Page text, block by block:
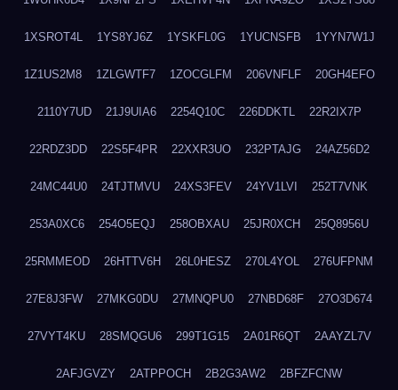
1XSROT4L 1YS8YJ6Z 1YSKFL0G 1YUCNSFB 1YYN7W1J
1Z1US2M8 1ZLGWTF7 1ZOCGLFM 206VNFLF 20GH4EFO
2110Y7UD 21J9UIA6 2254Q10C 226DDKTL 22R2IX7P
22RDZ3DD 22S5F4PR 22XXR3UO 232PTAJG 24AZ56D2
24MC44U0 24TJTMVU 24XS3FEV 24YV1LVI 252T7VNK
253A0XC6 254O5EQJ 258OBXAU 25JR0XCH 25Q8956U
25RMMEOD 26HTTV6H 26L0HESZ 270L4YOL 276UFPNM
27E8J3FW 27MKG0DU 27MNQPU0 27NBD68F 27O3D674
27VYT4KU 28SMQGU6 299T1G15 2A01R6QT 2AAYZL7V
2AFJGVZY 2ATPPOCH 2B2G3AW2 2BFZFCNW